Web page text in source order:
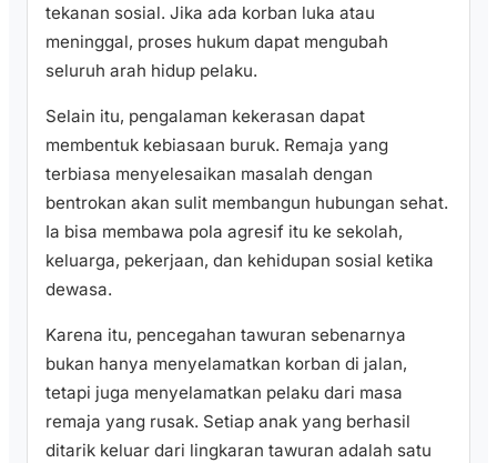
tekanan sosial. Jika ada korban luka atau
meninggal, proses hukum dapat mengubah
seluruh arah hidup pelaku.
Selain itu, pengalaman kekerasan dapat
membentuk kebiasaan buruk. Remaja yang
terbiasa menyelesaikan masalah dengan
bentrokan akan sulit membangun hubungan sehat.
Ia bisa membawa pola agresif itu ke sekolah,
keluarga, pekerjaan, dan kehidupan sosial ketika
dewasa.
Karena itu, pencegahan tawuran sebenarnya
bukan hanya menyelamatkan korban di jalan,
tetapi juga menyelamatkan pelaku dari masa
remaja yang rusak. Setiap anak yang berhasil
ditarik keluar dari lingkaran tawuran adalah satu